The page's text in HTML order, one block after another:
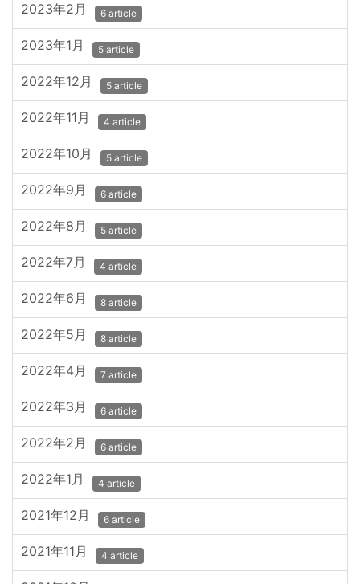
2023年2月 6 article
2023年1月 5 article
2022年12月 5 article
2022年11月 4 article
2022年10月 5 article
2022年9月 6 article
2022年8月 5 article
2022年7月 4 article
2022年6月 8 article
2022年5月 8 article
2022年4月 7 article
2022年3月 6 article
2022年2月 6 article
2022年1月 4 article
2021年12月 6 article
2021年11月 4 article